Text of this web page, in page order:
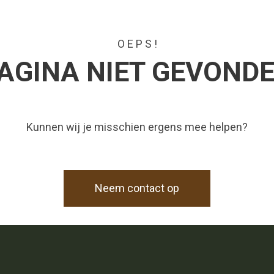
O E P S !
NIET
Kunnen wij je misschien ergens mee helpen?
Neem contact op